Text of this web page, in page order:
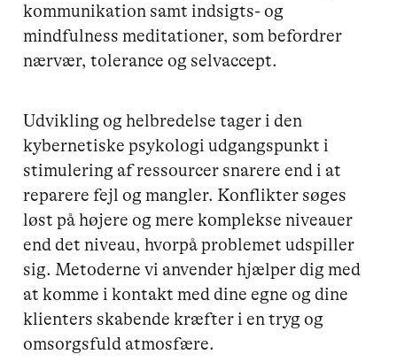
kommunikation samt indsigts- og
mindfulness meditationer, som befordrer
nærvær, tolerance og selvaccept.
Udvikling og helbredelse tager i den
kybernetiske psykologi udgangspunkt i
stimulering af ressourcer snarere end i at
reparere fejl og mangler. Konflikter søges
løst på højere og mere komplekse niveauer
end det niveau, hvorpå problemet udspiller
sig. Metoderne vi anvender hjælper dig med
at komme i kontakt med dine egne og dine
klienters skabende kræfter i en tryg og
omsorgsfuld atmosfære.